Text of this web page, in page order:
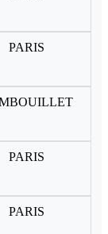
PARIS
PARIS
PARIS